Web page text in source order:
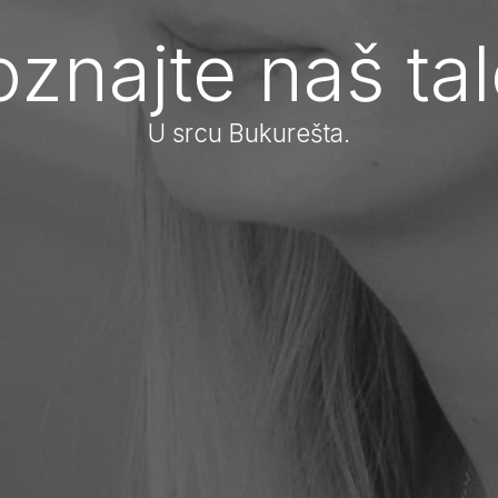
naš
U srcu Bukurešta.